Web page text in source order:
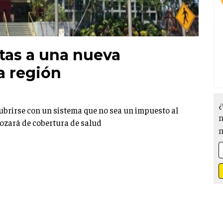
a una nueva
región
con un sistema que no sea un impuesto al
de cobertura de salud